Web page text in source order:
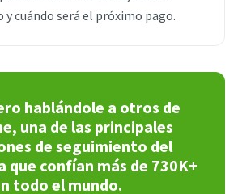
y cuándo será el próximo pago.
hablándole a otros de
una de las principales
de seguimiento del
que confían más de 730K+
todo el mundo.